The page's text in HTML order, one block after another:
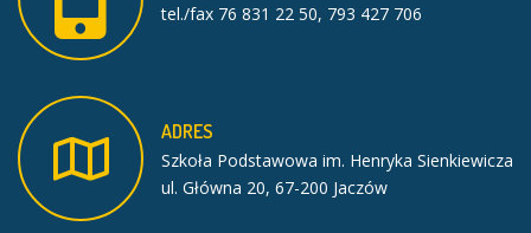
tel./fax 76 831 22 50, 793 427 706
ADRES
Szkoła Podstawowa im. Henryka Sienkiewicza
ul. Główna 20, 67-200 Jaczów